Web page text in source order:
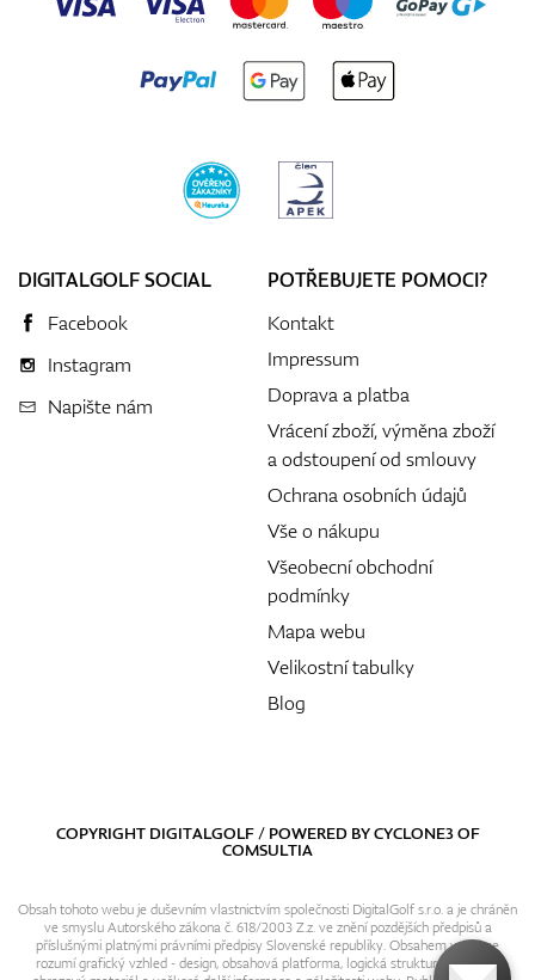
DIGITALGOLF SOCIAL
Facebook
Instagram
Napište nám
POTŘEBUJETE POMOCI?
Kontakt
Impressum
Doprava a platba
Vrácení zboží, výměna zboží
a odstoupení od smlouvy
Ochrana osobních údajů
Vše o nákupu
Všeobecní obchodní
podmínky
Mapa webu
Velikostní tabulky
Blog
COPYRIGHT DIGITALGOLF / POWERED BYCYCLONE3OF
COMSULTIA
Obsah tohoto webu je duševním vlastnictvím společnosti DigitalGolf s.r.o. a je chráněn
ve smyslu Autorského zákona č. 618/2003 Z.z. ve znění pozdějších předpisů a
příslušnými platnými právními předpisy Slovenské republiky. Obsahem webu se
rozumí grafický vzhled - design, obsahová platforma, logická struktura, textový i